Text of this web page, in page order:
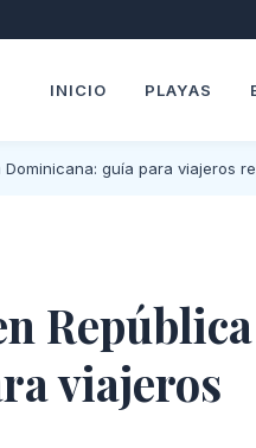
INICIO PLAYAS
guía para viajeros
República
viajeros